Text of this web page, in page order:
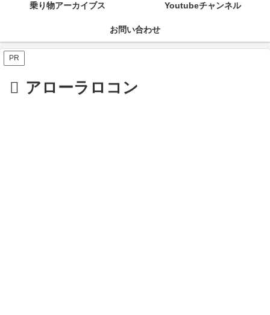
乗り物アーカイブス Youtubeチャンネル
お問い合わせ
PR
アローラロコン